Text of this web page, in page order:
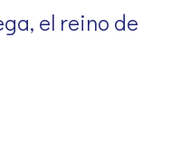
el reino de